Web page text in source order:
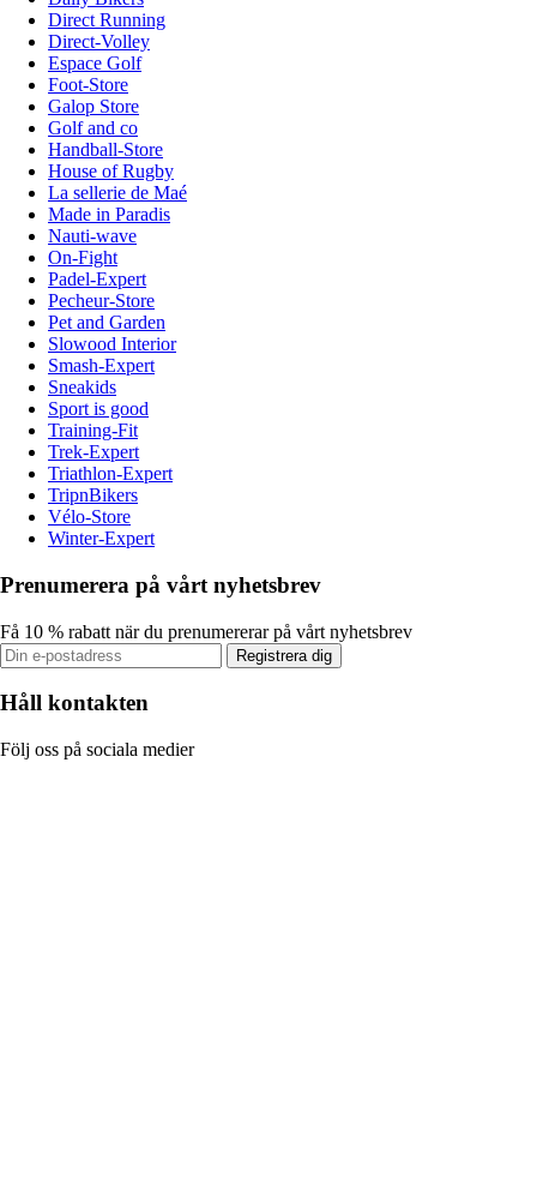
Direct Running
Direct-Volley
Espace Golf
Foot-Store
Galop Store
Golf and co
Handball-Store
House of Rugby
La sellerie de Maé
Made in Paradis
Nauti-wave
On-Fight
Padel-Expert
Pecheur-Store
Pet and Garden
Slowood Interior
Smash-Expert
Sneakids
Sport is good
Training-Fit
Trek-Expert
Triathlon-Expert
TripnBikers
Vélo-Store
Winter-Expert
Prenumerera på vårt nyhetsbrev
Få 10 % rabatt när du prenumererar på vårt nyhetsbrev
Registrera dig
Håll kontakten
Följ oss på sociala medier